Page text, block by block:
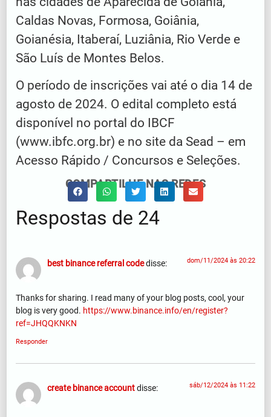
Caldas Novas, Formosa, Goiânia,
Goianésia, Itaberaí, Luziânia, Rio Verde e
São Luís de Montes Belos.
O período de inscrições vai até o dia 14 de
agosto de 2024. O edital completo está
disponível no portal do IBCF
(www.ibfc.org.br) e no site da Sead – em
Acesso Rápido / Concursos e Seleções.
COMPARTILHE NAS REDES
Respostas de 24
best binance referral codedisse: dom/11/2024 às 20:22
Thanks for sharing. I read many of your blog posts, cool, your
blog is very good. https://www.binance.info/en/register?
ref=JHQQKNKN
Responder
create binance accountdisse: sáb/12/2024 às 11:22